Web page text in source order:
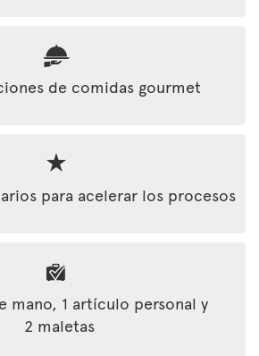
de comidas gourmet
para acelerar los procesos
mano, 1 artículo personal y
2 maletas